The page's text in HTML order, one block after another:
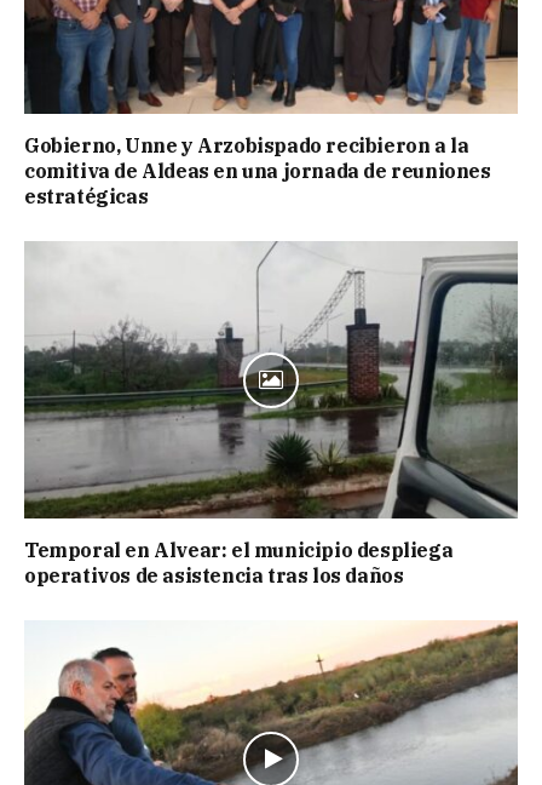
Gobierno, Unne y Arzobispado recibieron a la
comitiva de Aldeas en una jornada de reuniones
estratégicas
Temporal en Alvear: el municipio despliega
operativos de asistencia tras los daños